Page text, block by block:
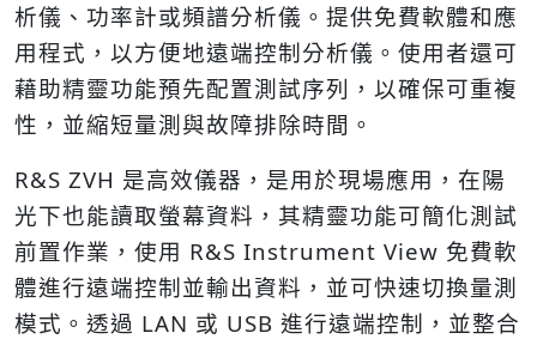
析儀、功率計或頻譜分析儀。提供免費軟體和應
用程式，以方便地遠端控制分析儀。使用者還可
藉助精靈功能預先配置測試序列，以確保可重複
性，並縮短量測與故障排除時間。
R&S ZVH 是高效儀器，是用於現場應用，在陽
光下也能讀取螢幕資料，其精靈功能可簡化測試
前置作業，使用 R&S Instrument View 免費軟
體進行遠端控制並輸出資料，並可快速切換量測
模式。透過 LAN 或 USB 進行遠端控制，並整合